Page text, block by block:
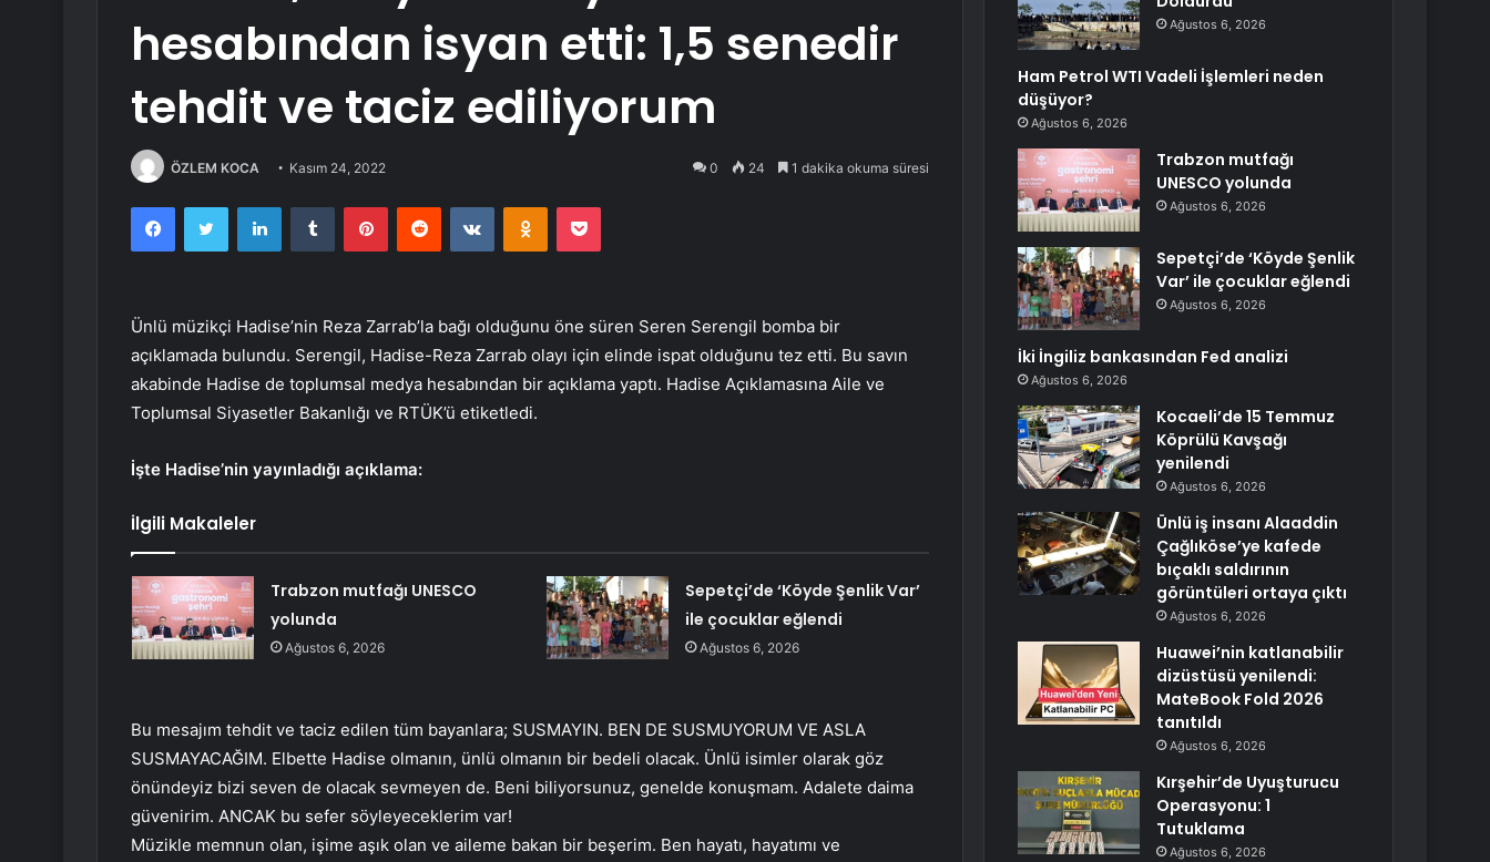
hesabından isyan etti: 1,5 senedir
tehdit ve taciz ediliyorum
ÖZLEM KOCA Kasım 24, 2022 0 24 1 dakika okuma süresi
FacebookTwitter LinkedInTumblr PinterestReddit VKontakteOdnoklassniki
Pocket
Ünlü müzikçi Hadise’nin Reza Zarrab’la bağı olduğunu öne süren Seren Serengil bomba bir
açıklamada bulundu. Serengil, Hadise-Reza Zarrab olayı için elinde ispat olduğunu tez etti. Bu savın
akabinde Hadise de toplumsal medya hesabından bir açıklama yaptı. Hadise Açıklamasına Aile ve
Toplumsal Siyasetler Bakanlığı ve RTÜK’ü etiketledi.
İşte Hadise’nin yayınladığı açıklama:
İlgili Makaleler
Trabzon mutfağı UNESCO
yolunda
Ağustos 6, 2026
Sepetçi’de ‘Köyde Şenlik Var’
ile çocuklar eğlendi
Ağustos 6, 2026
Bu mesajım tehdit ve taciz edilen tüm bayanlara; SUSMAYIN. BEN DE SUSMUYORUM VE ASLA
SUSMAYACAĞIM. Elbette Hadise olmanın, ünlü olmanın bir bedeli olacak. Ünlü isimler olarak göz
önündeyiz bizi seven de olacak sevmeyen de. Beni biliyorsunuz, genelde konuşmam. Adalete daima
güvenirim. ANCAK bu sefer söyleyeceklerim var!
Müzikle memnun olan, işime aşık olan ve aileme bakan bir beşerim. Ben hayatı, hayatımı ve
Ağustos 6, 2026
Ham Petrol WTI Vadeli İşlemleri neden
düşüyor?
Ağustos 6, 2026
Trabzon mutfağı
UNESCO yolunda
Ağustos 6, 2026
Sepetçi’de ‘Köyde Şenlik
Var’ ile çocuklar eğlendi
Ağustos 6, 2026
İki İngiliz bankasından Fed analizi
Ağustos 6, 2026
Kocaeli’de 15 Temmuz
Köprülü Kavşağı
yenilendi
Ağustos 6, 2026
Ünlü iş insanı Alaaddin
Çağlıköse’ye kafede
bıçaklı saldırının
görüntüleri ortaya çıktı
Ağustos 6, 2026
Huawei’nin katlanabilir
dizüstüsü yenilendi:
MateBook Fold 2026
tanıtıldı
Ağustos 6, 2026
Kırşehir’de Uyuşturucu
Operasyonu: 1
Tutuklama
Ağustos 6, 2026